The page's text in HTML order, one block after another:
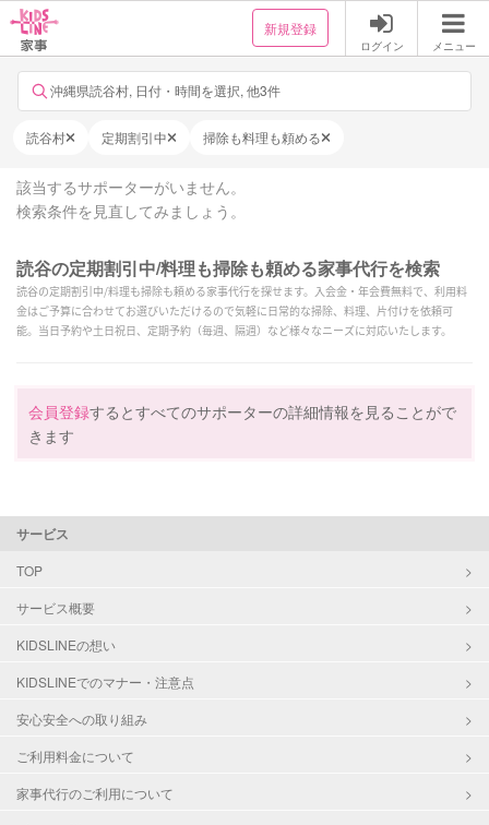
新規登録
ログイン メニュー
沖縄県読谷村, 日付・時間を選択, 他3件
読谷村 定期割引中 掃除も料理も頼める
該当するサポーターがいません。
検索条件を見直してみましょう。
読谷の定期割引中/料理も掃除も頼める家事代行を検索
読谷の定期割引中/料理も掃除も頼める家事代行を探せます。入会金・年会費無料で、利用料
金はご予算に合わせてお選びいただけるので気軽に日常的な掃除、料理、片付けを依頼可
能。当日予約や土日祝日、定期予約（毎週、隔週）など様々なニーズに対応いたします。
会員登録するとすべてのサポーターの詳細情報を見ることがで
きます
サービス
TOP
サービス概要
KIDSLINEの想い
KIDSLINEでのマナー・注意点
安心安全への取り組み
ご利用料金について
家事代行のご利用について